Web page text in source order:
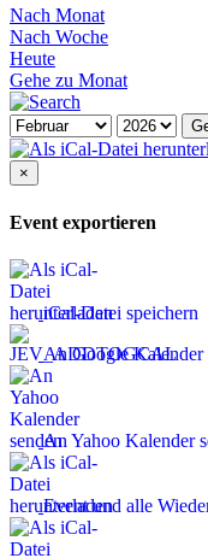
Nach Monat
Nach Woche
Heute
Gehe zu Monat
×
Event exportieren
iCal-Datei speichern
An Google Kalender
An Yahoo Kalender
Event und alle